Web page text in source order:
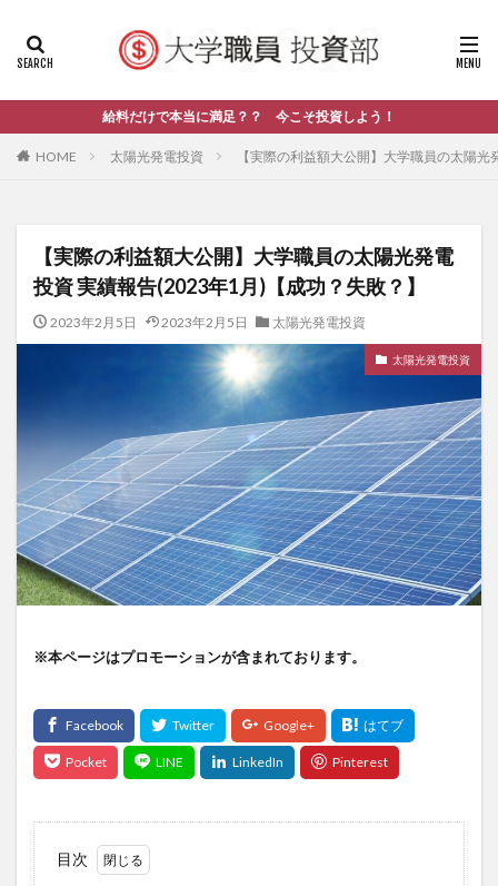
給料だけで本当に満足？？ 今こそ投資しよう！
HOME 太陽光発電投資 【実際の利益額大公開】大学職員の太陽
【実際の利益額大公開】大学職員の太陽光発電
投資 実績報告(2023年1月)【成功？失敗？】
2023年2月5日 2023年2月5日 太陽光発電投資
太陽光発電投資
※本ページはプロモーションが含まれております。
目次